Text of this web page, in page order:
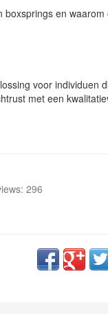
en
voor
met een
296